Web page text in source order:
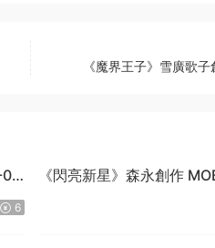
《魔界王子》雪廣歌
04
6
《閃亮新星》森永創作